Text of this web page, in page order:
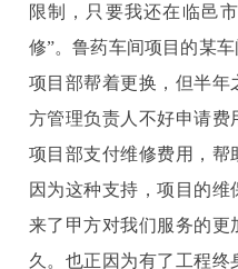
限制，只要我还在临邑
修”。鲁药车间项目的某
项目部帮着更换，但半年
方管理负责人不好申请费
项目部支付维修费用，帮
因为这种支持，项目的
来了甲方对我们服务的更
久。也正因为有了工程终